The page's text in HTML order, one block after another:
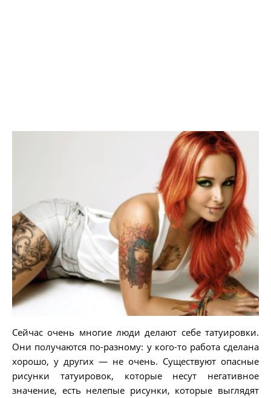
Сейчас очень многие люди делают себе татуировки.
Они получаются по-разному: у кого-то работа сделана
хорошо, у других — не очень. Существуют опасные
рисунки татуировок, которые несут негативное
значение, есть нелепые рисунки, которые выглядят